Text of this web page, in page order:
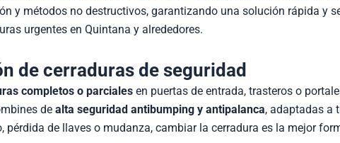
y métodos no destructivos, garantizando una solución rápida y
urgentes en Quintana y alrededores.
de cerraduras de seguridad
completos o parciales en puertas de entrada, trasteros o
de alta seguridad antibumping y antipalanca, adaptadas a
pérdida de llaves o mudanza, cambiar la cerradura es la mejor